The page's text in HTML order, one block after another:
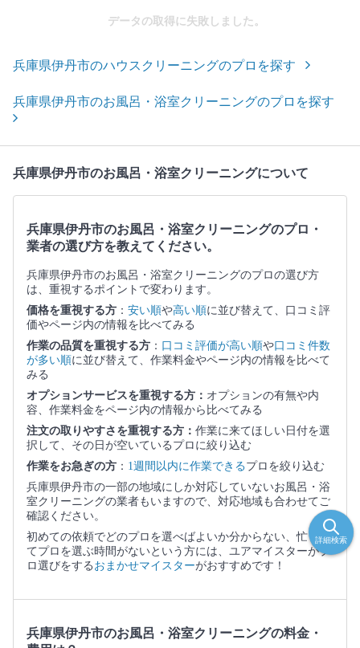
データの取得に失敗しました。
兵庫県伊丹市のハウスクリーニングのプロを探す
兵庫県伊丹市のお風呂・浴室クリーニングのプロを探す
兵庫県伊丹市のお風呂・浴室クリーニングについて
兵庫県伊丹市のお風呂・浴室クリーニングのプロ・
業者の選び方を教えてください。
兵庫県伊丹市のお風呂・浴室クリーニングのプロの選び方
は、重視するポイントで変わります。
価格を重視する方 ： 安い順や高い順に並び替えて、口コミ評
価やページ内の情報を比べてみる
作業の品質を重視する方 ： 口コミ評価が高い順や口コミ件数
が多い順に並び替えて、作業料金やページ内の情報を比べて
みる
オプションサービスを重視する方： オプションの有無や内
容、作業料金をページ内の情報から比べてみる
注文の取りやすさを重視する方： 作業に来てほしい日付を選
択して、その日が空いているプロに絞り込む
作業をお急ぎの方 ： 1週間以内に作業できるプロを絞り込む
兵庫県伊丹市の一部の地域にしか対応していないお風呂・浴
室クリーニングの業者もいますので、対応地域も合わせてご
確認ください。
初めての依頼でどのプロを選べばよいか分からない、忙しく
てプロを選ぶ時間がないという方には、ユアマイスターがプ
ロ選びをする おまかせマイスターがおすすめです！
兵庫県伊丹市のお風呂・浴室クリーニングの料金・
詳細検索